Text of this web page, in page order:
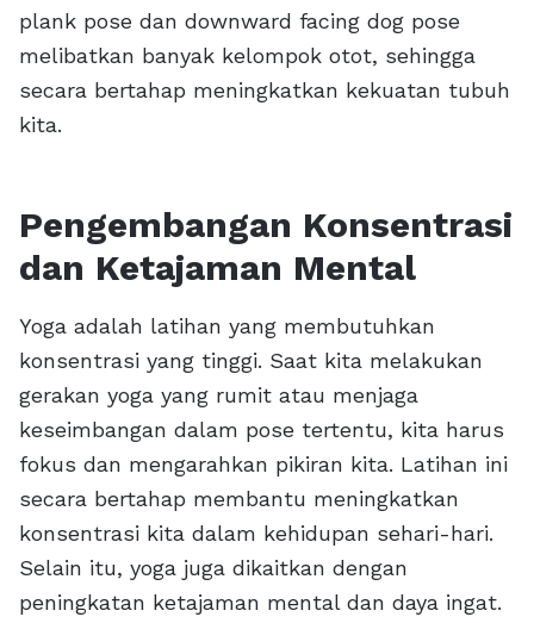
plank pose dan downward facing dog pose
melibatkan banyak kelompok otot, sehingga
secara bertahap meningkatkan kekuatan tubuh
kita.
Pengembangan Konsentrasi
dan Ketajaman Mental
Yoga adalah latihan yang membutuhkan
konsentrasi yang tinggi. Saat kita melakukan
gerakan yoga yang rumit atau menjaga
keseimbangan dalam pose tertentu, kita harus
fokus dan mengarahkan pikiran kita. Latihan ini
secara bertahap membantu meningkatkan
konsentrasi kita dalam kehidupan sehari-hari.
Selain itu, yoga juga dikaitkan dengan
peningkatan ketajaman mental dan daya ingat.